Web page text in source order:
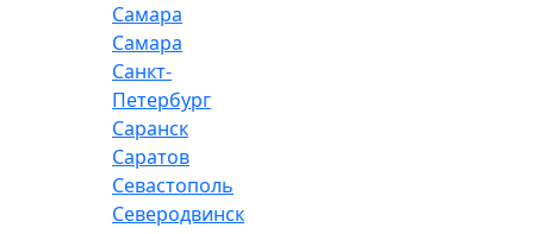
Самара
Самара
Санкт-
Петербург
Саранск
Саратов
Севастополь
Северодвинск